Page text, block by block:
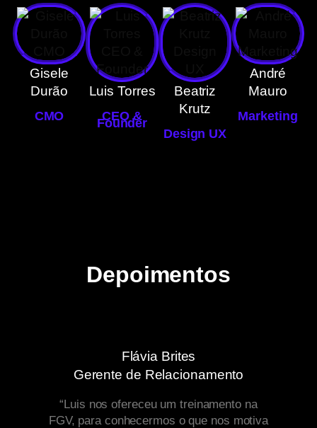
Gisele
Durão
CMO
Luis Torres
CEO &
Founder
Beatriz
Krutz
Design UX
André
Mauro
Marketing
Depoimentos
Flávia Brites
Gerente de Relacionamento
“Luis nos ofereceu um treinamento na
FGV, para conhecermos o que nos motiva